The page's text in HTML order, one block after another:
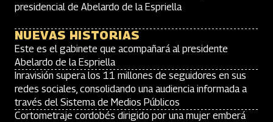
presidencial de Abelardo de la Espriella
NUEVAS HISTORIAS
Este es el gabinete que acompañará al presidente
Abelardo de la Espriella
Inravisión supera los 11 millones de seguidores en sus
redes sociales, consolidando una audiencia informada a
través del Sistema de Medios Públicos
Cortometraje cordobés dirigido por una mujer emberá